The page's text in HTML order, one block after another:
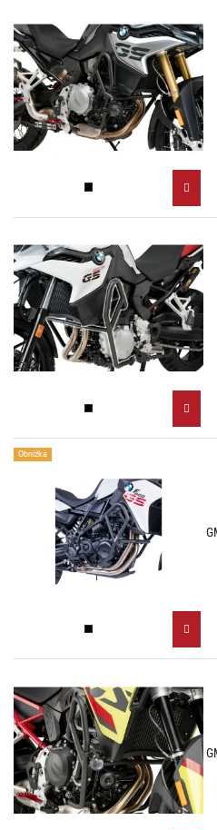
Czarny (N)
Czarny (N)
Czarny (N)
Obniżka